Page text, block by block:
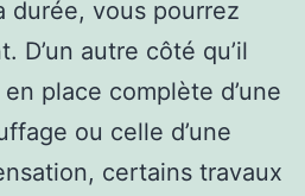
durée, vous pourrez
D’un autre côté qu’il
en place complète d’une
ou celle d’une
certains travaux